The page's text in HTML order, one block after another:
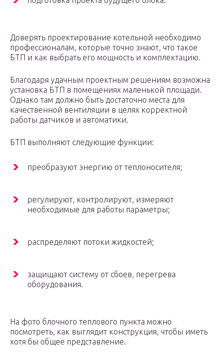
Доверять проектирование котельной необходимо
профессионалам, которые точно знают, что такое
БТП и как выбрать его мощность и комплектацию.
Благодаря удачным проектным решениям возможна
установка БТП в помещениях маленькой площади.
Однако там должно быть достаточно места для
качественной вентиляции в целях корректной
работы датчиков и автоматики.
БТП выполняют следующие функции:
преобразуют энергию от теплоносителя;
регулируют, контролируют, измеряют
необходимые для работы параметры;
распределяют потоки жидкостей;
защищают систему от сбоев, перегрева
оборудования.
На фото блочного теплового пункта можно
посмотреть, как выглядит конструкция, чтобы иметь
хотя бы общее представление.